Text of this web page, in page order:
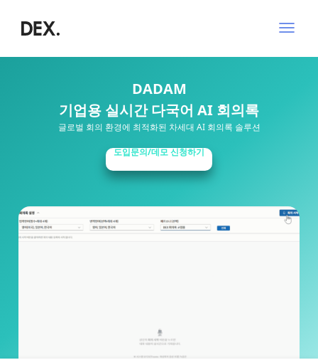
탐
색
DADAM
기업용 실시간 다국어 AI 회의록
글로벌 회의 환경에 최적화된 차세대 AI 회의록 솔루션
도입문의/데모 신청하기